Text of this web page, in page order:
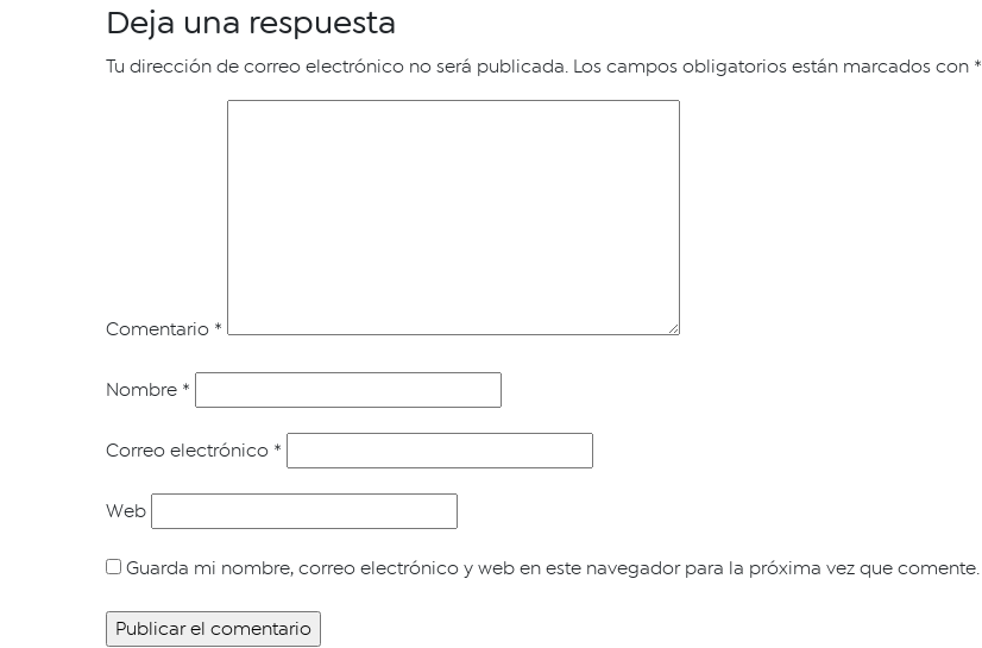
Deja una respuesta
Tu dirección de correo electrónico no será publicada. Los campos obligatorios están marcados con *
Comentario *
Nombre *
Correo electrónico *
Web
Guarda mi nombre, correo electrónico y web en este navegador para la próxima vez que comente.